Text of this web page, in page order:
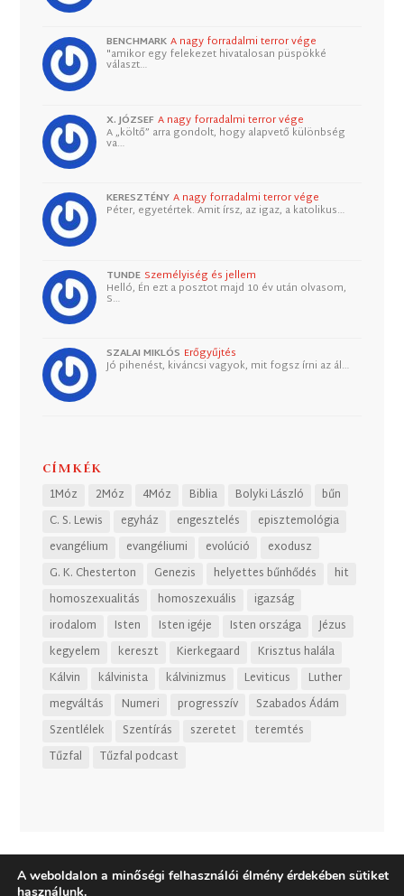
BENCHMARK A nagy forradalmi terror vége
"amikor egy felekezet hivatalosan püspökké
választ…
X. JÓZSEF A nagy forradalmi terror vége
A „költő” arra gondolt, hogy alapvető különbség
va…
KERESZTÉNY A nagy forradalmi terror vége
Péter, egyetértek. Amit írsz, az igaz, a katolikus…
TUNDE Személyiség és jellem
Helló, Én ezt a posztot majd 10 év után olvasom,
S…
SZALAI MIKLÓS Erőgyűjtés
Jó pihenést, kiváncsi vagyok, mit fogsz írni az ál…
CÍMKÉK
1Móz 2Móz 4Móz Biblia Bolyki László
bűn
C. S. Lewis
egyház engesztelés
episztemológia
evangélium
evangéliumi evolúció
exodusz
G. K. Chesterton
Genezis helyettes bűnhődés
hit
homoszexualitás
homoszexuális
igazság
irodalom
Isten Isten igéje Isten országa
Jézus
kegyelem
kereszt Kierkegaard
Krisztus halála
Kálvin
kálvinista kálvinizmus Leviticus
Luther
megváltás
Numeri progresszív
Szabados Ádám
Szentlélek
Szentírás szeretet
teremtés
Tűzfal
Tűzfal podcast
A weboldalon a minőségi felhasználói élmény érdekében sütiket
használunk.